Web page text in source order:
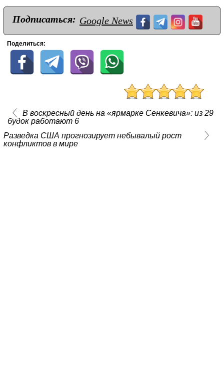
Подписаться: Google News
Поделиться:
В воскресный день на «ярмарке Сенкевича»: из 29
будок работают 6
Разведка США прогнозирует небывалый рост
конфликтов в мире